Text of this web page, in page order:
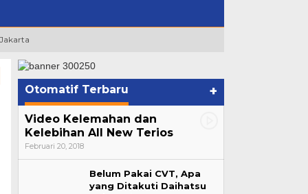
Otomatif Terbaru +
Video Kelemahan dan
Kelebihan All New Terios
Februari 20, 2018
Belum Pakai CVT, Apa
yang Ditakuti Daihatsu